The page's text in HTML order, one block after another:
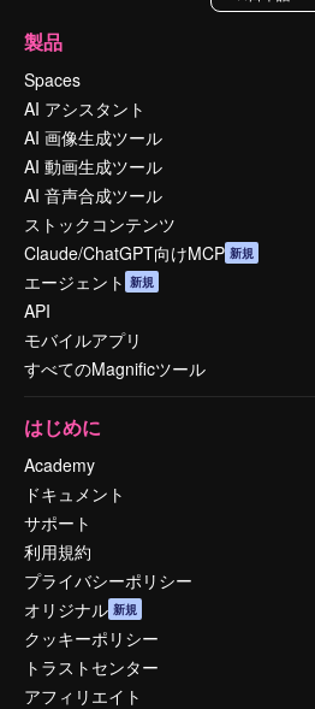
製品
Spaces
AI アシスタント
AI 画像生成ツール
AI 動画生成ツール
AI 音声合成ツール
ストックコンテンツ
Claude/ChatGPT向けMCP 新規
エージェント 新規
API
モバイルアプリ
すべてのMagnificツール
はじめに
Academy
ドキュメント
サポート
利用規約
プライバシーポリシー
オリジナル 新規
クッキーポリシー
トラストセンター
アフィリエイト